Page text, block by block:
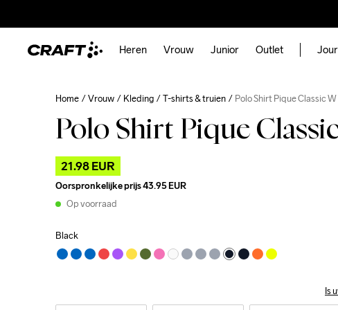
Heren Vrouw Junior Outlet
Home Vrouw Kleding T-shirts & truien Polo Shirt Pique Classic W
Polo Shirt Pique
21.98 EUR
Oorspronkelijke prijs43.95 EUR
Op voorraad
Black
Is